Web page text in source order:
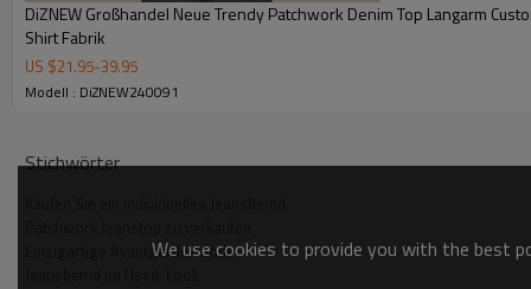
DiZNEW Großhandel Neue Trendy Patchwork Denim Top Langarm
Shirt Fabrik
US $21.95-39.95
Modell : DiZNEW240091
Stichwörter
Einzigartige Avantgarde-ModeWe use cookies to provide you with the best